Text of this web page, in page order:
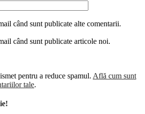
când sunt publicate alte comentarii.
când sunt publicate articole noi.
pentru a reduce spamul. Află cum sunt
tale.